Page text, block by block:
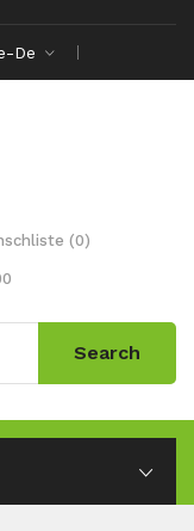
De
(0)
Search